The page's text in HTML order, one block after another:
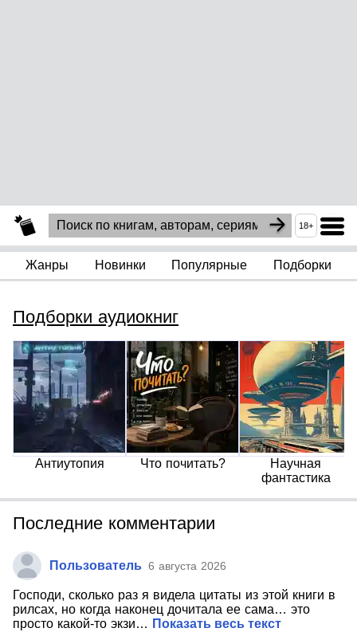
18+
Жанры Новинки Популярные Подборки
Подборки аудиокниг
Антиутопия Что почитать?
Научная
фантастика
Последние комментарии
Пользователь 6 августа 2026
Господи, сколько раз я видела цитаты из этой книги в
рилсах, но когда наконец дочитала ее сама… это
просто какой-то экзи… Показать весь текст